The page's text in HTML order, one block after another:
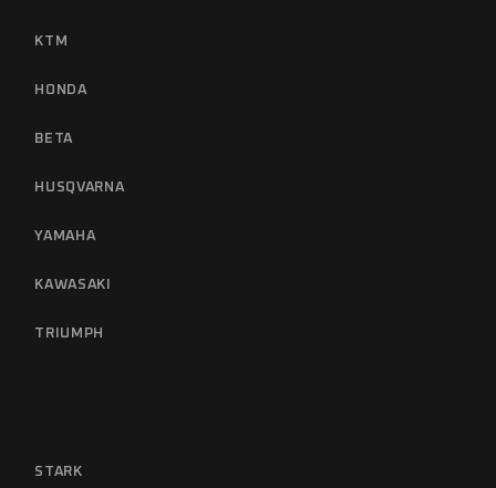
KTM
HONDA
BETA
HUSQVARNA
YAMAHA
KAWASAKI
TRIUMPH
STARK